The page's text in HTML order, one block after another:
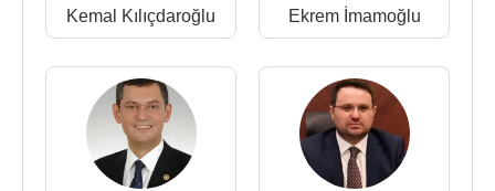
Kemal Kılıçdaroğlu Ekrem İmamoğlu